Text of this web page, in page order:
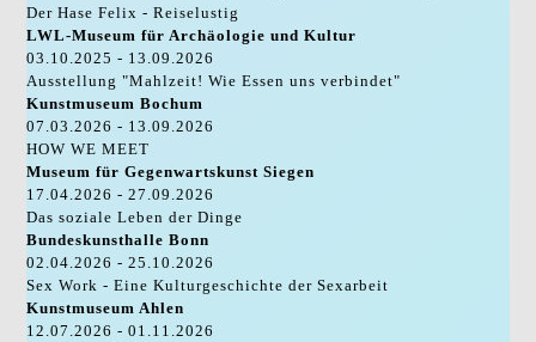
Der Hase Felix - Reiselustig
LWL-Museum für Archäologie und Kultur
03.10.2025 - 13.09.2026
Ausstellung "Mahlzeit! Wie Essen uns verbindet"
Kunstmuseum Bochum
07.03.2026 - 13.09.2026
HOW WE MEET
Museum für Gegenwartskunst Siegen
17.04.2026 - 27.09.2026
Das soziale Leben der Dinge
Bundeskunsthalle Bonn
02.04.2026 - 25.10.2026
Sex Work - Eine Kulturgeschichte der Sexarbeit
Kunstmuseum Ahlen
12.07.2026 - 01.11.2026